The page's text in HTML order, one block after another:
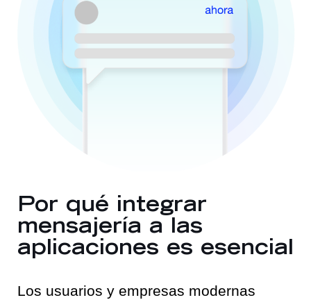
Por qué integrar
mensajería a las
aplicaciones es esencial
Los usuarios y empresas modernas